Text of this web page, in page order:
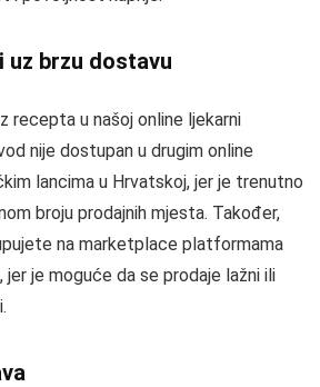
uz brzu dostavu
recepta u našoj online ljekarni
nije dostupan u drugim online
lancima u Hrvatskoj, jer je trenutno
broju prodajnih mjesta. Također,
na marketplace platformama
je moguće da se prodaje lažni ili